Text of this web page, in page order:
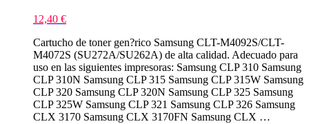
12,40 €
Cartucho de toner gen?rico Samsung CLT-M4092S/CLT-
M4072S (SU272A/SU262A) de alta calidad. Adecuado para
uso en las siguientes impresoras: Samsung CLP 310 Samsung
CLP 310N Samsung CLP 315 Samsung CLP 315W Samsung
CLP 320 Samsung CLP 320N Samsung CLP 325 Samsung
CLP 325W Samsung CLP 321 Samsung CLP 326 Samsung
CLX 3170 Samsung CLX 3170FN Samsung CLX …